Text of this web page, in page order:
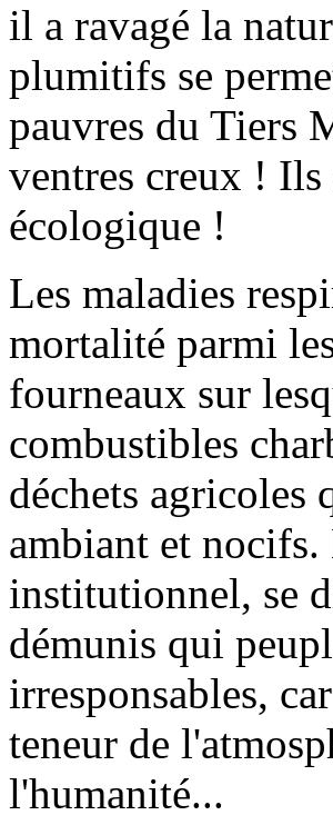
il a ravagé la
plumitifs se
pauvres du Tiers
ventres creux ! Ils
écologique !
Les maladies
mortalité parmi
fourneaux sur
combustibles
déchets agricoles
ambiant et
institutionnel, se
démunis qui
irresponsables,
teneur de
l'humanité...